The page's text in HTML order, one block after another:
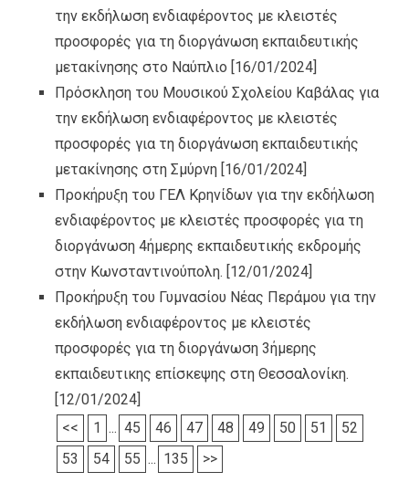
την εκδήλωση ενδιαφέροντος με κλειστές
προσφορές για τη διοργάνωση εκπαιδευτικής
μετακίνησης στο Ναύπλιο [16/01/2024]
Πρόσκληση του Μουσικού Σχολείου Καβάλας για
την εκδήλωση ενδιαφέροντος με κλειστές
προσφορές για τη διοργάνωση εκπαιδευτικής
μετακίνησης στη Σμύρνη [16/01/2024]
Προκήρυξη του ΓΕΛ Κρηνίδων για την εκδήλωση
ενδιαφέροντος με κλειστές προσφορές για τη
διοργάνωση 4ήμερης εκπαιδευτικής εκδρομής
στην Κωνσταντινούπολη. [12/01/2024]
Προκήρυξη του Γυμνασίου Νέας Περάμου για την
εκδήλωση ενδιαφέροντος με κλειστές
προσφορές για τη διοργάνωση 3ήμερης
εκπαιδευτικης επίσκεψης στη Θεσσαλονίκη.
[12/01/2024]
<<
1 ... 45 46 47 48 49 50 51
52
53
54 55 ... 135 >>